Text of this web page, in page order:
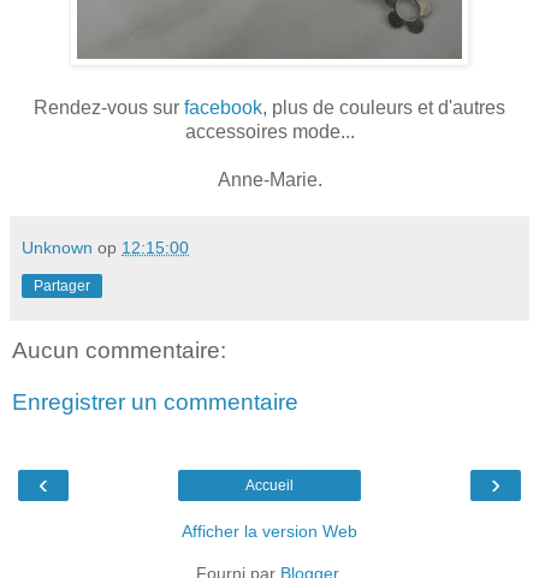
Rendez-vous sur facebook, plus de couleurs et d'autres
accessoires mode...
Anne-Marie.
Unknown op 12:15:00
Partager
Aucun commentaire:
Enregistrer un commentaire
‹ ›
Accueil
Afficher la version Web
Fourni par Blogger.